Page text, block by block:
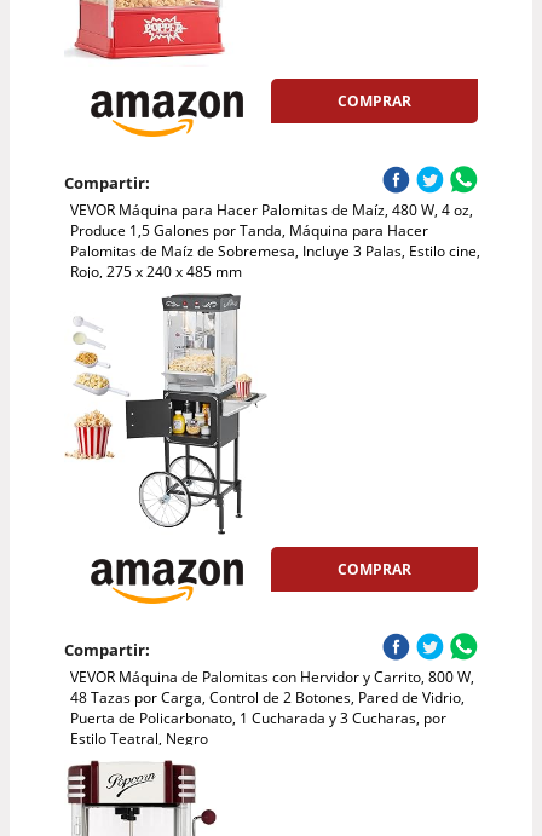
COMPRAR
Compartir:
VEVOR Máquina para Hacer Palomitas de Maíz, 480 W, 4 oz,
Produce 1,5 Galones por Tanda, Máquina para Hacer
Palomitas de Maíz de Sobremesa, Incluye 3 Palas, Estilo cine,
Rojo, 275 x 240 x 485 mm
COMPRAR
Compartir:
VEVOR Máquina de Palomitas con Hervidor y Carrito, 800 W,
48 Tazas por Carga, Control de 2 Botones, Pared de Vidrio,
Puerta de Policarbonato, 1 Cucharada y 3 Cucharas, por
Estilo Teatral, Negro